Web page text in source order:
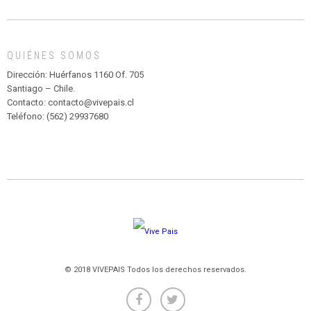
MADAGASCAR
PARQUE
HURATDO
QUIÉNES SOMOS
Dirección: Huérfanos 1160 Of. 705
Santiago – Chile.
Contacto: contacto@vivepais.cl
Teléfono: (562) 29937680
© 2018 VIVEPAIS Todos los derechos reservados.